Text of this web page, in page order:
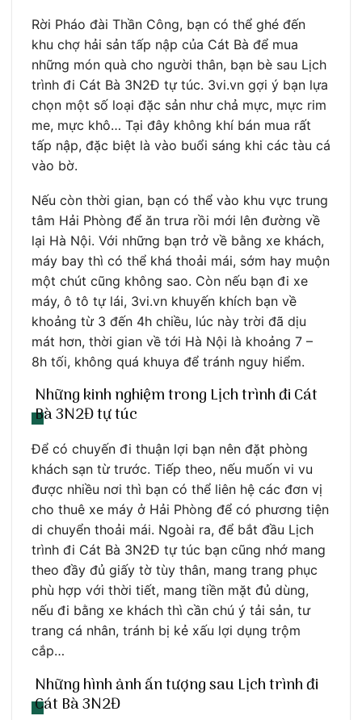
Rời Pháo đài Thần Công, bạn có thể ghé đến
khu chợ hải sản tấp nập của Cát Bà để mua
những món quà cho người thân, bạn bè sau Lịch
trình đi Cát Bà 3N2Đ tự túc. 3vi.vn gợi ý bạn lựa
chọn một số loại đặc sản như chả mực, mực rim
me, mực khô… Tại đây không khí bán mua rất
tấp nập, đặc biệt là vào buổi sáng khi các tàu cá
vào bờ.
Nếu còn thời gian, bạn có thể vào khu vực trung
tâm Hải Phòng để ăn trưa rồi mới lên đường về
lại Hà Nội. Với những bạn trở về bằng xe khách,
máy bay thì có thể khá thoải mái, sớm hay muộn
một chút cũng không sao. Còn nếu bạn đi xe
máy, ô tô tự lái, 3vi.vn khuyến khích bạn về
khoảng từ 3 đến 4h chiều, lúc này trời đã dịu
mát hơn, thời gian về tới Hà Nội là khoảng 7 –
8h tối, không quá khuya để tránh nguy hiểm.
Những kinh nghiệm trong Lịch trình đi Cát
Bà 3N2Đ tự túc
Để có chuyến đi thuận lợi bạn nên đặt phòng
khách sạn từ trước. Tiếp theo, nếu muốn vi vu
được nhiều nơi thì bạn có thể liên hệ các đơn vị
cho thuê xe máy ở Hải Phòng để có phương tiện
di chuyển thoải mái. Ngoài ra, để bắt đầu Lịch
trình đi Cát Bà 3N2Đ tự túc bạn cũng nhớ mang
theo đầy đủ giấy tờ tùy thân, mang trang phục
phù hợp với thời tiết, mang tiền mặt đủ dùng,
nếu đi bằng xe khách thì cần chú ý tải sản, tư
trang cá nhân, tránh bị kẻ xấu lợi dụng trộm
cắp…
Những hình ảnh ấn tượng sau Lịch trình đi
Cát Bà 3N2Đ